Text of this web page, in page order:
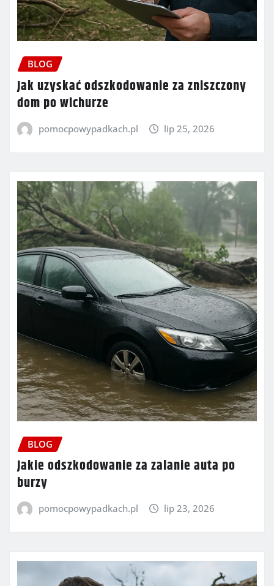
BLOG
Jak uzyskać odszkodowanie za zniszczony
dom po wichurze
pomocpowypadkach.pl lip 25, 2026
BLOG
Jakie odszkodowanie za zalanie auta po
burzy
pomocpowypadkach.pl lip 23, 2026